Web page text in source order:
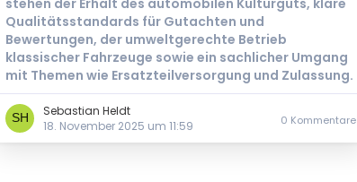
stehen der Erhalt des automobilen Kulturguts, klare
Qualitätsstandards für Gutachten und
Bewertungen, der umweltgerechte Betrieb
klassischer Fahrzeuge sowie ein sachlicher Umgang
mit Themen wie Ersatzteilversorgung und Zulassung.
Sebastian Heldt
18. November 2025 um 11:59
0 Kommentare